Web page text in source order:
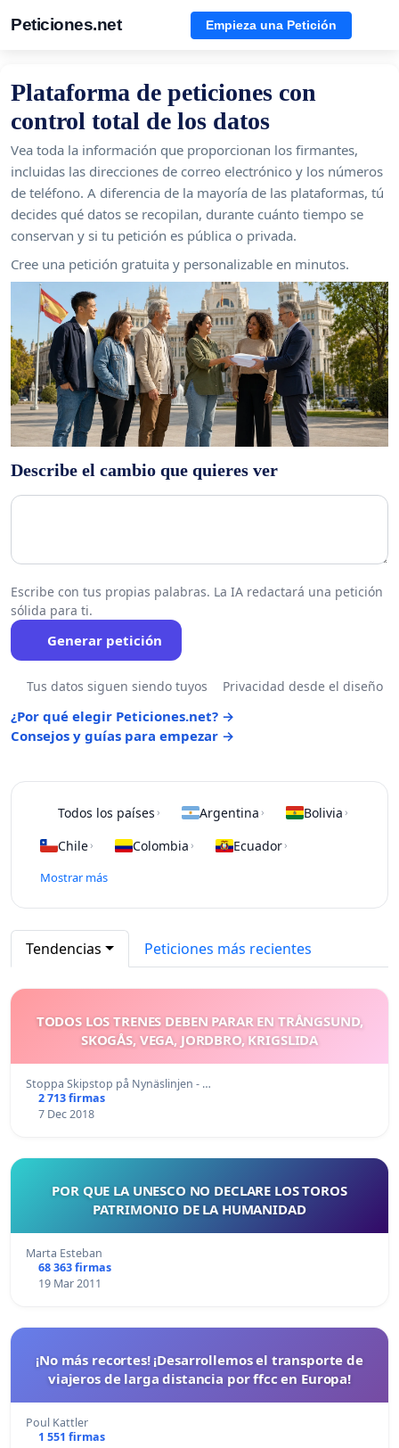
Peticiones.net Empieza una Petición
Plataforma de peticiones con
control total de los datos
Vea toda la información que proporcionan los firmantes,
incluidas las direcciones de correo electrónico y los números
de teléfono. A diferencia de la mayoría de las plataformas, tú
decides qué datos se recopilan, durante cuánto tiempo se
conservan y si tu petición es pública o privada.
Cree una petición gratuita y personalizable en minutos.
Describe el cambio que quieres ver
Escribe con tus propias palabras. La IA redactará una petición
sólida para ti.
Generar petición
Tus datos siguen siendo tuyos Privacidad desde el diseño
¿Por qué elegir Peticiones.net? →
Consejos y guías para empezar →
Todos los países › Argentina › Bolivia ›
Chile› Colombia › Ecuador›
Mostrar más
Tendencias Peticiones más recientes
TODOS LOS TRENES DEBEN PARAR EN TRÅNGSUND,
SKOGÅS, VEGA, JORDBRO, KRIGSLIDA
Stoppa Skipstop på Nynäslinjen - …
2 713 firmas
7 Dec 2018
POR QUE LA UNESCO NO DECLARE LOS TOROS
PATRIMONIO DE LA HUMANIDAD
Marta Esteban
68 363 firmas
19 Mar 2011
¡No más recortes! ¡Desarrollemos el transporte de
viajeros de larga distancia por ffcc en Europa!
Poul Kattler
1 551 firmas